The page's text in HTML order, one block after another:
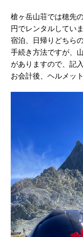
槍ヶ岳山荘では穂先
円でレンタルしていま
宿泊、日帰りどちら
手続き方法ですが、
がありますので、記
お会計後、ヘルメッ